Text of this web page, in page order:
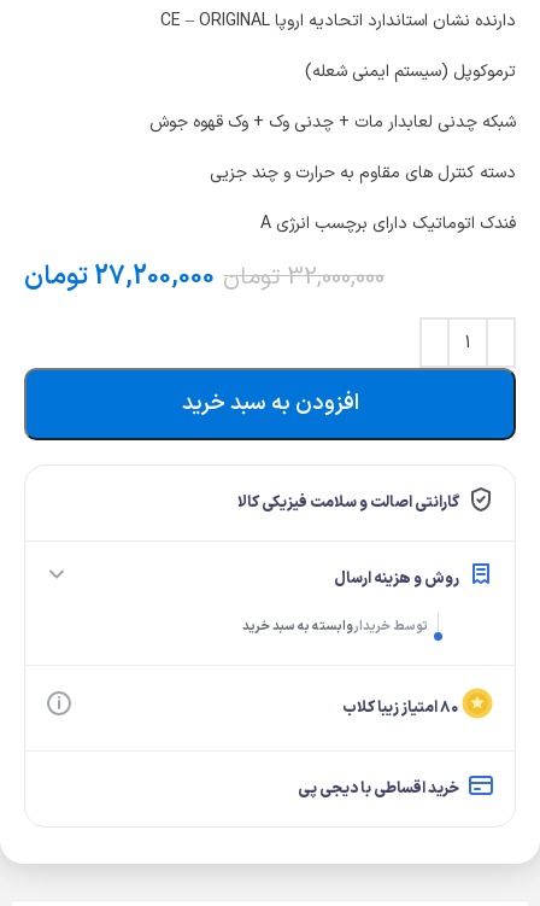
دارنده نشان استاندارد اتحادیه اروپا CE – ORIGINAL
ترموکوپل (سیستم ایمنی شعله)
شبکه چدنی لعابدار مات + چدنی وک + وک قهوه جوش
دسته کنترل های مقاوم به حرارت و چند جزیی
فندک اتوماتیک دارای برچسب انرژی A
32,000,000 تومان 27,200,000تومان
افزودن به سبد خرید
گارانتی اصالت و سلامت فیزیکی کالا
روش و هزینه ارسال
توسط خریداروابسته به سبد خرید
۸۰ امتیاز زیبا کلاب
خرید اقساطی با دیجی پی